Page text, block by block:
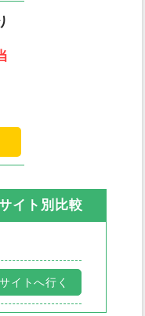
イト別比較
サイトへ行く